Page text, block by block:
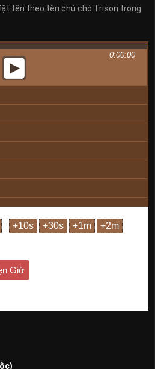
tên theo tên chú chó Trison trong
0:00:00
Giờ